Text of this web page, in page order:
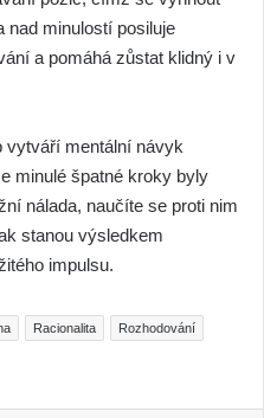
nad minulostí posiluje
a pomáhá zůstat klidný i v
vytváří mentální návyk
minulé špatné kroky byly
nálada, naučíte se proti nim
stanou výsledkem
impulsu.
Racionalita Rozhodování